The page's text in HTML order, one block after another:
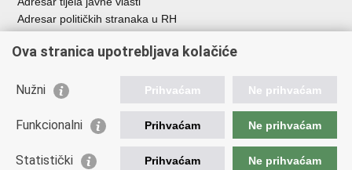
Adresar političkih stranaka u RH
Besplatni telefoni javne uprave
Važne poveznice
Vlada Republike Hrvatske
Europska komisija
Ova stranica upotrebljava kolačiće
Nužni Prihvaćam Ne prihvaćam
Funkcionalni Prihvaćam Ne prihvaćam
Statistički Prihvaćam Ne prihvaćam